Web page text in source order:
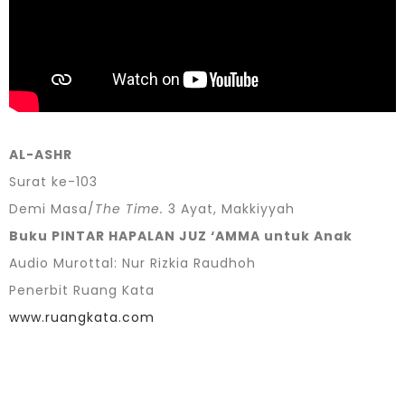
AL-ASHR
Surat ke-103
Demi Masa/The Time. 3 Ayat, Makkiyyah
Buku PINTAR HAPALAN JUZ ‘AMMA untuk Anak
Audio Murottal: Nur Rizkia Raudhoh
Penerbit Ruang Kata
www.ruangkata.com